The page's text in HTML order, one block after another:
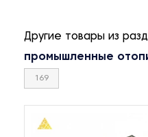
Другие товары из
промышленные
169